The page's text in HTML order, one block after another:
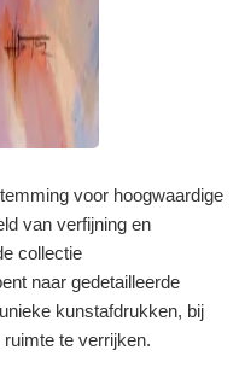
voor hoogwaardige
van verfijning en
collectie
naar gedetailleerde
kunstafdrukken, bij
te verrijken.